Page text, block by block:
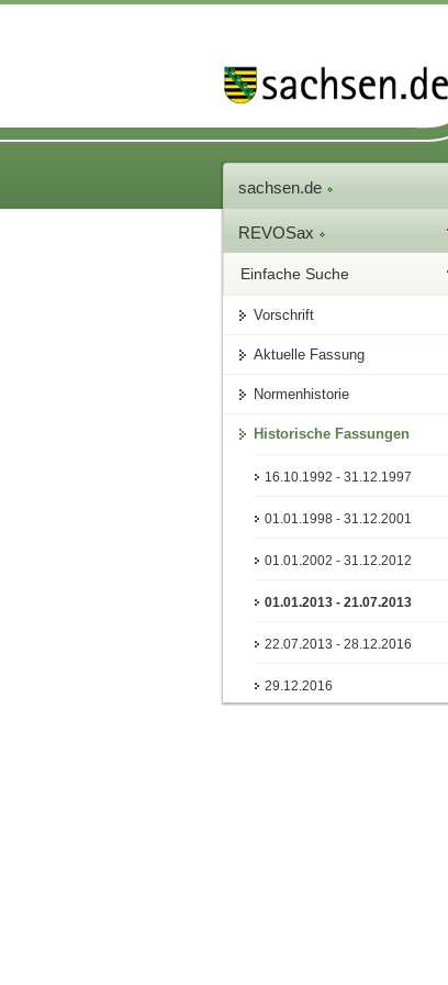
sachsen.de
REVOSax
Einfache Suche
Vorschrift
Aktuelle Fassung
Normenhistorie
Historische Fassungen
16.10.1992 - 31.12.1997
01.01.1998 - 31.12.2001
01.01.2002 - 31.12.2012
01.01.2013 - 21.07.2013
22.07.2013 - 28.12.2016
29.12.2016